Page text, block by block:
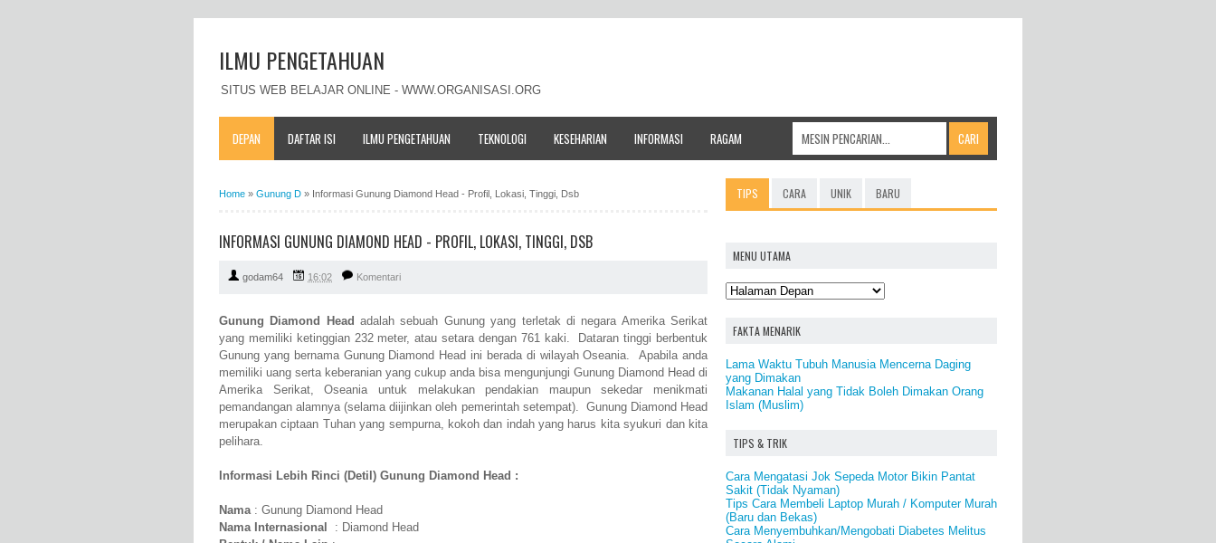
ILMU PENGETAHUAN
SITUS WEB BELAJAR ONLINE - WWW.ORGANISASI.ORG
DEPAN DAFTAR ISI ILMU PENGETAHUAN TEKNOLOGI KESEHARIAN INFORMASI RAGAM
Home » Gunung D » Informasi Gunung Diamond Head - Profil, Lokasi, Tinggi, Dsb
INFORMASI GUNUNG DIAMOND HEAD - PROFIL, LOKASI, TINGGI, DSB
godam64 16:02 Komentari
Gunung Diamond Head adalah sebuah Gunung yang terletak di negara Amerika Serikat
yang memiliki ketinggian 232 meter, atau setara dengan 761 kaki. Dataran tinggi berbentuk
Gunung yang bernama Gunung Diamond Head ini berada di wilayah Oseania. Apabila anda
memiliki uang serta keberanian yang cukup anda bisa mengunjungi Gunung Diamond Head di
Amerika Serikat, Oseania untuk melakukan pendakian maupun sekedar menikmati
pemandangan alamnya (selama diijinkan oleh pemerintah setempat). Gunung Diamond Head
merupakan ciptaan Tuhan yang sempurna, kokoh dan indah yang harus kita syukuri dan kita
pelihara.
Informasi Lebih Rinci (Detil) Gunung Diamond Head :
Nama: Gunung Diamond Head
Nama Internasional
: Diamond Head
TIPS CARA UNIK BARU
MENU UTAMA
FAKTA MENARIK
Lama Waktu Tubuh Manusia Mencerna Daging
yang Dimakan
Makanan Halal yang Tidak Boleh Dimakan Orang
Islam (Muslim)
TIPS & TRIK
Cara Mengatasi Jok Sepeda Motor Bikin Pantat
Sakit (Tidak Nyaman)
Tips Cara Membeli Laptop Murah / Komputer Murah
(Baru dan Bekas)
Cara Menyembuhkan/Mengobati Diabetes Melitus